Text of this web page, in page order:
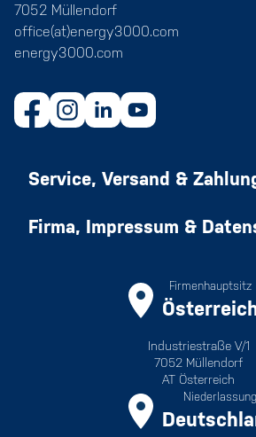
7052 Müllendorf
office(at)energy3000.com
energy3000.com
Service, Versand &
Firma, Impressum &
Firmenhauptsitz
Industriestraße V/1
7052 Müllendorf
AT Österreich
Niederlassung